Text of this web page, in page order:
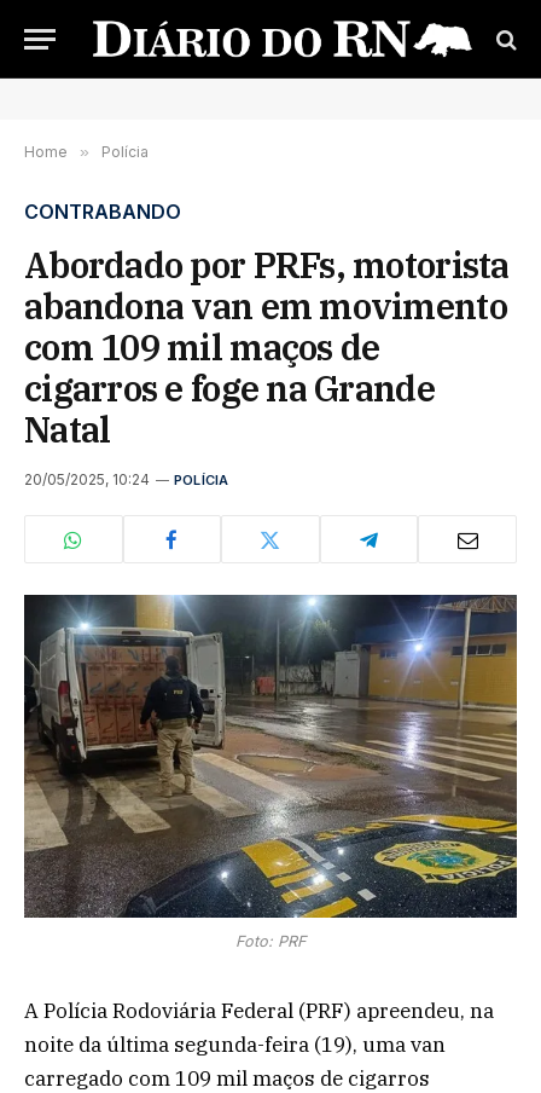
Home » Polícia
CONTRABANDO
Abordado por PRFs, motorista
abandona van em movimento
com 109 mil maços de
cigarros e foge na Grande
Natal
20/05/2025, 10:24 POLÍCIA
Foto: PRF
A Polícia Rodoviária Federal (PRF) apreendeu, na
noite da última segunda-feira (19), uma van
carregado com 109 mil maços de cigarros